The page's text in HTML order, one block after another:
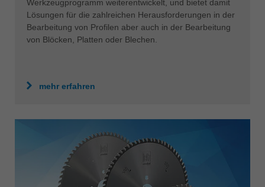
Werkzeugprogramm weiterentwickelt, und bietet damit
Lösungen für die zahlreichen Herausforderungen in der
Bearbeitung von Profilen aber auch in der Bearbeitung
von Blöcken, Platten oder Blechen.
mehr erfahren